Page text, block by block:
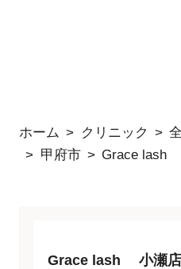
ホーム クリニック
甲府市
Grace lash
Grace lash 小瀬店